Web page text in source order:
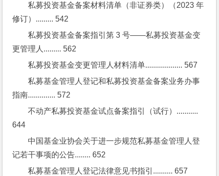
私募投资基金备案材料清单（非证券类）（2023 年
修订）......... 542
私募投资基金备案指引第 3 号——私募投资基金变
更管理人......... 562
私募投资基金变更管理人材料清单................... 567
私募基金管理人登记和私募投资基金备案业务办事
指南.............. 572
不动产私募投资基金试点备案指引（试行）...........
644
中国基金业协会关于进一步规范私募基金管理人登
记若干事项的公告........ 652
私募基金管理人登记法律意见书指引.......... 657